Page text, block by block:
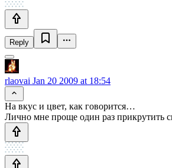
Reply
rlaovai Jan 20 2009 at 18:54
На вкус и цвет, как говорится…
Лично мне проще один раз прикрутить